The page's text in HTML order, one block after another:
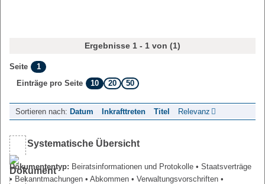
Ergebnisse 1 - 1 von (1)
Seite
1
Einträge pro Seite
10 20 50
Sortieren nach: Datum Inkrafttreten Titel Relevanz
Systematische Übersicht
Dokumententyp: Beiratsinformationen und Protokolle • Staatsverträge
• Bekanntmachungen • Abkommen • Verwaltungsvorschriften •